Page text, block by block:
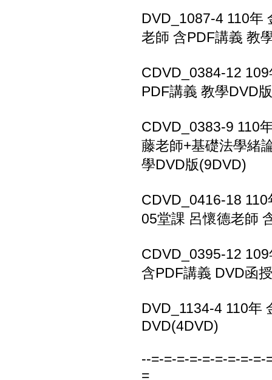
DVD_1087-4 110年
老師 含PDF講義 教
CDVD_0384-12
PDF講義 教學DVD
CDVD_0383-9 110
藤老師+基礎法學緒
學DVD版(9DVD)
CDVD_0416-18
05堂課 呂懷德老師
CDVD_0395-12
含PDF講義 DVD函
DVD_1134-4 110年
DVD(4DVD)
--=-=-=-=-=-=-=-=-=-
=